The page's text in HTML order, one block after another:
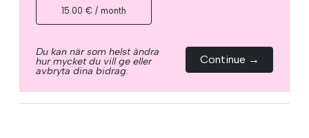
15.00 € / month
Du kan när som helst ändra
hur mycket du vill ge eller
avbryta dina bidrag.
Continue →